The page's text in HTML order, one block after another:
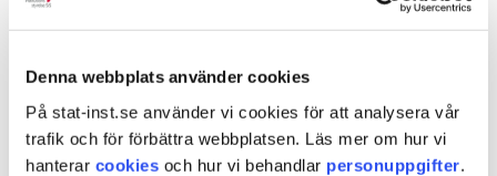
Denna webbplats använder cookies
På stat-inst.se använder vi cookies för att analysera vår
trafik och för förbättra webbplatsen. Läs mer om hur vi
hanterar cookies och hur vi behandlar personuppgifter.
Dela sidan med andra